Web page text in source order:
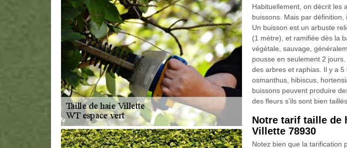
Habituellement, on décrit les
buissons. Mais par définition,
Un buisson est un arbuste
(1 mètre), et ramifiée dès la
végétale, sauvage,
pousse en seulement 2
des arbres et raphias. Il y a 5
osmanthus, hibiscus,
buissons peuvent produire
des fleurs s’ils sont bien
Notre tarif taille de
Villette 78930
Notez bien que la tarification